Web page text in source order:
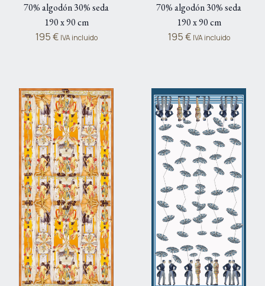
70% algodón 30% seda
190 x 90 cm
195€ IVA incluido
70% algodón 30% seda
190 x 90 cm
195€ IVA incluido